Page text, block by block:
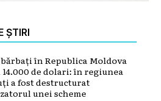
ȘTIRI
bărbați în Republica Moldova
de dolari: în regiunea
a fost destructurat
unei scheme